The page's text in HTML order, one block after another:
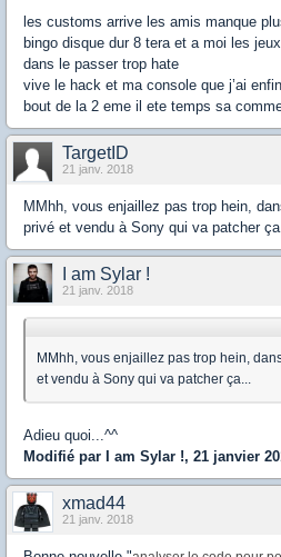
les customs arrive les amis manque
bingo disque dur 8 tera et a moi les
dans le passer trop hate
vive le hack et ma console que j’ai
bout de la 2 eme il ete temps sa
TargetID
21 janv. 2018
MMhh, vous enjaillez pas trop hein,
privé et vendu à Sony qui va patcher
I am Sylar !
21 janv. 2018
MMhh, vous enjaillez pas trop hein,
et vendu à Sony qui va patcher ça...
Adieu quoi...^^
Modifié par I am Sylar !, 21 janvier
xmad44
21 janv. 2018